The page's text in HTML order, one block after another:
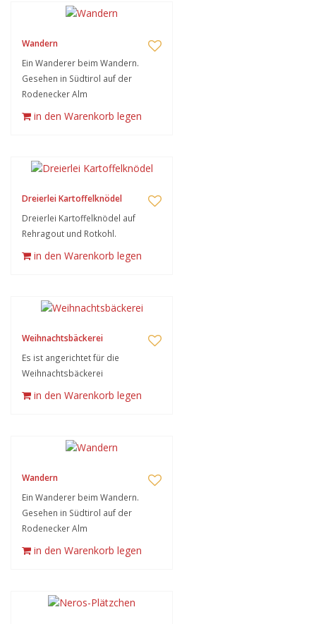
Wandern
Ein Wanderer beim Wandern.
Gesehen in Südtirol auf der
Rodenecker Alm
in den Warenkorb legen
Dreierlei Kartoffelknödel
Dreierlei Kartoffelknödel auf
Rehragout und Rotkohl.
in den Warenkorb legen
Weihnachtsbäckerei
Es ist angerichtet für die
Weihnachtsbäckerei
in den Warenkorb legen
Wandern
Ein Wanderer beim Wandern.
Gesehen in Südtirol auf der
Rodenecker Alm
in den Warenkorb legen